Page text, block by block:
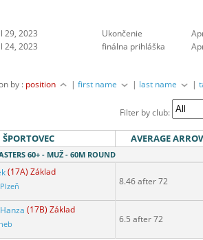
29, 2023 Ukončenie
24, 2023 finálna prihláška
by : position |first name | last name |
Filter by club:
ŠPORTOVEC AVERAGE
60+ - MUŽ - 60M ROUND
(17A) Základ
8.46 after 72
(17B) Základ
6.5 after 72